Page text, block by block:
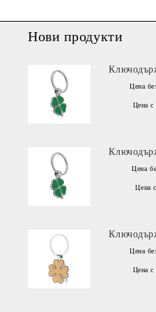
Нови продукти
Цена
Цена
Цена
Цена
Цена
Цена